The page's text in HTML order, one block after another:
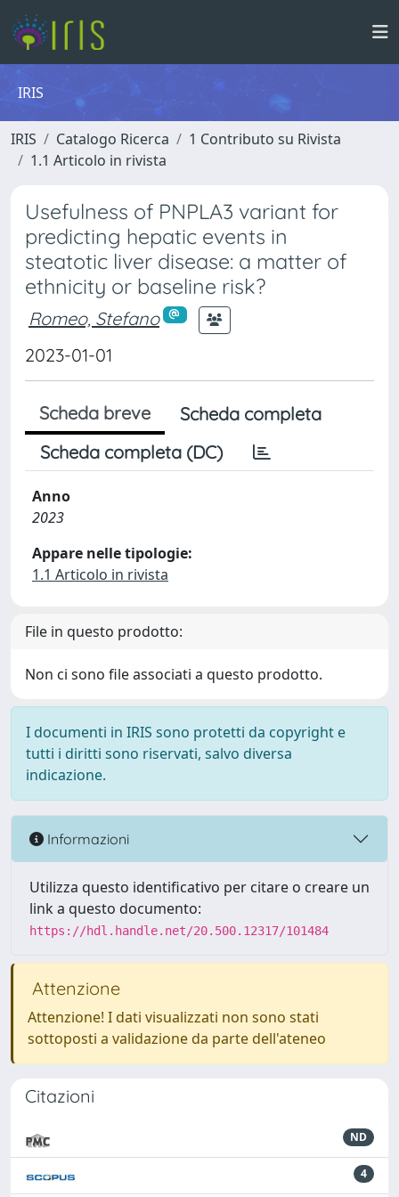
IRIS
IRIS Catalogo Ricerca
1 Contributo su Rivista
1.1 Articolo in rivista
Usefulness of PNPLA3 variant for
predicting hepatic events in
steatotic liver disease: a matter of
ethnicity or baseline risk?
Romeo, Stefano
2023-01-01
Scheda breve
Scheda completa
Scheda completa (DC)
Anno
2023
Appare nelle tipologie:
1.1 Articolo in rivista
File in questo prodotto:
Non ci sono file associati a questo prodotto.
I documenti in IRIS sono protetti da copyright e
tutti i diritti sono riservati, salvo diversa
indicazione.
Informazioni
Utilizza questo identificativo per citare o creare un
link a questo documento:
https://hdl.handle.net/20.500.12317/101484
Attenzione
Attenzione! I dati visualizzati non sono stati
sottoposti a validazione da parte dell'ateneo
Citazioni
ND
4